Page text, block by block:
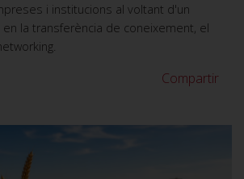
i institucions al voltant d'un
la transferència de coneixement, el
Compartir